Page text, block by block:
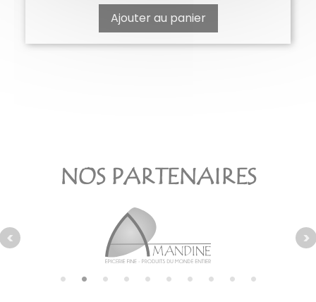
Ajouter au panier
NOS PARTENAIRES